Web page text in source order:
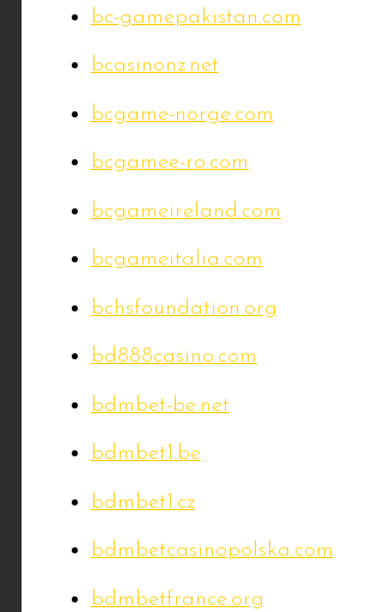
bc-gamepakistan.com
bcasinonz.net
bcgame-norge.com
bcgamee-ro.com
bcgameireland.com
bcgameitalia.com
bchsfoundation.org
bd888casino.com
bdmbet-be.net
bdmbet1.be
bdmbet1.cz
bdmbetcasinopolska.com
bdmbetfrance.org